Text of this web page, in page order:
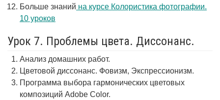
Больше знаний на курсе Колористика фотографии.
10 уроков
Урок 7. Проблемы цвета. Диссонанс.
Анализ домашних работ.
Цветовой диссонанс. Фовизм, Экспрессионизм.
Программа выбора гармонических цветовых
композиций Adobe Color.